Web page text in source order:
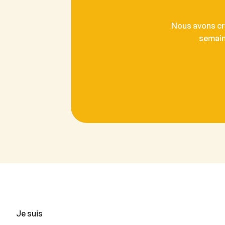
Nous avons
Je suis